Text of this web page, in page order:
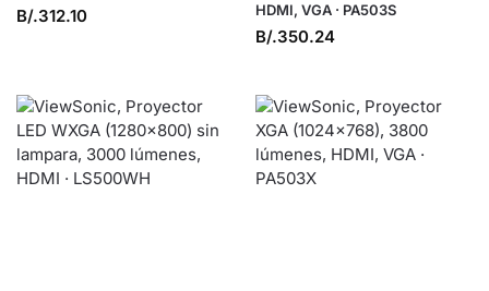
B/.312.10
HDMI, VGA · PA503S
B/.350.24